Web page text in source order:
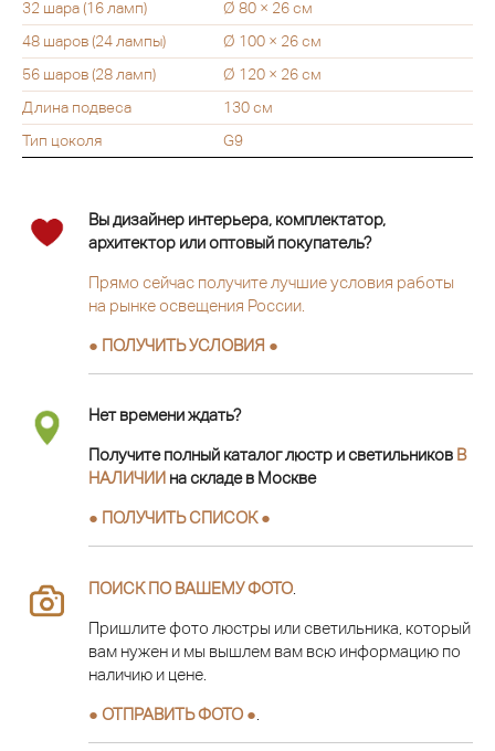
32 шара (16 ламп)
Ø 80 × 26 см
48 шаров (24 лампы)
Ø 100 × 26 см
56 шаров (28 ламп)
Ø 120 × 26 см
Длина подвеса
130 см
Тип цоколя
G9
Вы дизайнер интерьера, комплектатор,
архитектор или оптовый покупатель?
Прямо сейчас получите лучшие условия работы
на рынке освещения России.
● ПОЛУЧИТЬ УСЛОВИЯ ●
Нет времени ждать?
Получите полный каталог люстр и светильников В
НАЛИЧИИ на складе в Москве
● ПОЛУЧИТЬ СПИСОК ●
ПОИСК ПО ВАШЕМУ ФОТО
Пришлите фото люстры или светильника, который
вам нужен и мы вышлем вам всю информацию по
наличию и цене.
● ОТПРАВИТЬ ФОТО ●